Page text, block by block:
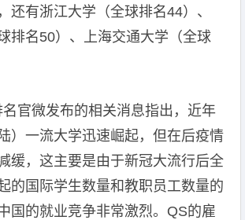
还有浙江大学（全球排名44）、
排名50）、上海交通大学（全球
官微发布的相关消息指出，近年
）一流大学迅速崛起，但在后疫情
缓，这主要是由于新冠大流行后全
的国际学生数量和教职员工数量的
国的就业竞争非常激烈。QS的雇